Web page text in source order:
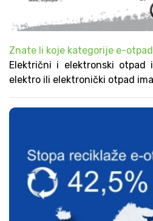
Znate li koje kategorije e-
Električni i elektronski otpad
elektro ili elektronički otpad